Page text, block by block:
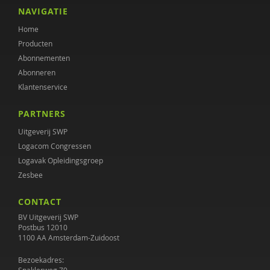
NAVIGATIE
Home
Producten
Abonnementen
Abonneren
Klantenservice
PARTNERS
Uitgeverij SWP
Logacom Congressen
Logavak Opleidingsgroep
Zesbee
CONTACT
BV Uitgeverij SWP
Postbus 12010
1100 AA Amsterdam-Zuidoost
Bezoekadres: